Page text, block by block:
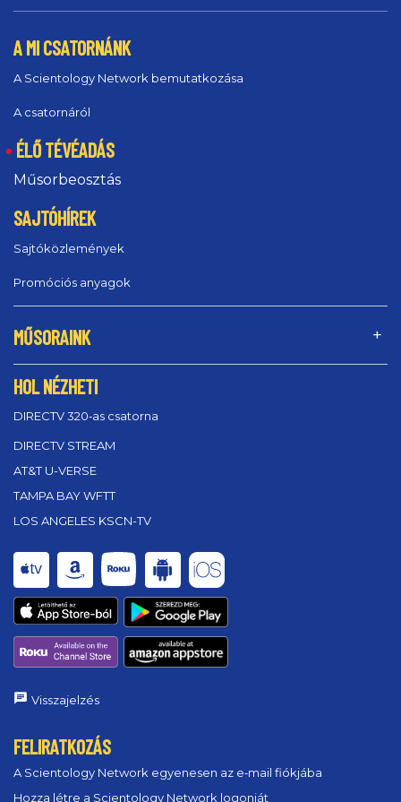
A MI CSATORNÁNK
A Scientology Network bemutatkozása
A csatornáról
ÉLŐ TÉVÉADÁS
Műsorbeosztás
SAJTÓHÍREK
Sajtóközlemények
Promóciós anyagok
MŰSORAINK
HOL NÉZHETI
DIRECTV 320‑as csatorna
DIRECTV STREAM
AT&T U-VERSE
TAMPA BAY WFTT
LOS ANGELES KSCN-TV
Visszajelzés
FELIRATKOZÁS
A Scientology Network egyenesen az e‑mail fiókjába
Hozza létre a Scientology Network logonját